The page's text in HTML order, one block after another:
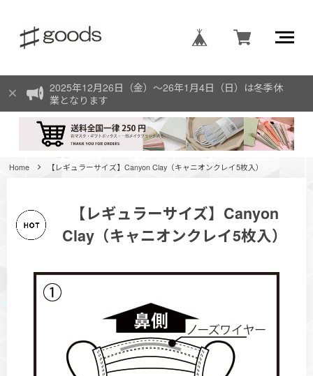
2025年12月26日（金）〜26年1月4日（日）は冬季休
業となります
Home 【レギュラーサイズ】Canyon Clay（キャニオンクレイ5枚入）
【レギュラーサイズ】Canyon
Clay（キャニオンクレイ5枚入）